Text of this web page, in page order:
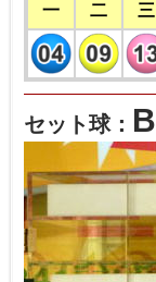
一 二 三
セット球： B